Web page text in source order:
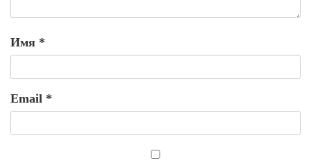
Имя *
Email *